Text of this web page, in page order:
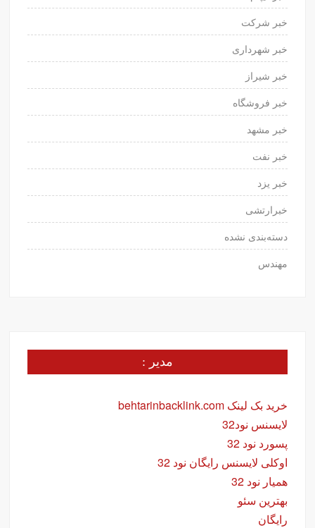
خبر شرکت
خبر شهرداری
خبر شیراز
خبر فروشگاه
خبر مشهد
خبر نفت
خبر یزد
خبرارتشی
دسته‌بندی نشده
مهندس
مدیر :
خرید بک لینک behtarinbacklink.com
لایسنس نود32
پسورد نود 32
اوکلی لایسنس رایگان نود 32
همیار نود 32
بهترین سئو
رایگان